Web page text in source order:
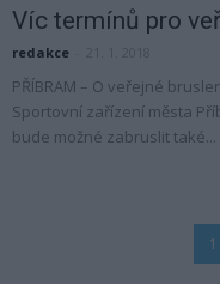
Víc termínů pro
redakce
PŘÍBRAM – O veřejné
Sportovní zařízení města
bude možné zabruslit také...
1